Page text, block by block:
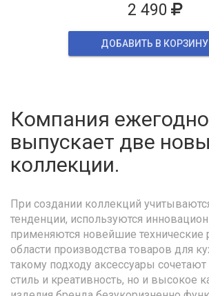
2 490
ДОБАВИТЬ В КОРЗИНУ
Компания ежегодно
выпускает две
коллекции.
При создании коллекций
тенденции, используются
применяются новейшие технические
области производства товаров для
такому подходу аксессуары
стиль и креативность, но и высокое